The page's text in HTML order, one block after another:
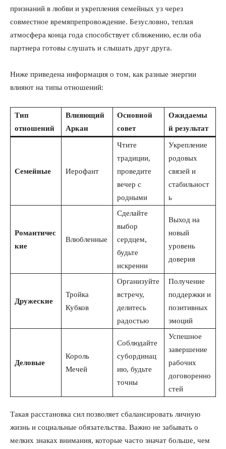
признаний в любви и укрепления семейных уз через
совместное времяпрепровождение. Безусловно, теплая
атмосфера конца года способствует сближению, если оба
партнера готовы слушать и слышать друг друга.
Ниже приведена информация о том, как разные энергии
влияют на типы отношений:
Тип
отношений
Влияющий
Аркан
Основной
совет
Ожидаемы
й результат
Семейные Иерофант
Чтите
традиции,
проведите
вечер с
родными
Укрепление
родовых
связей и
стабильност
ь
Романтичес
кие
Влюбленные
Сделайте
выбор
сердцем,
будьте
искренни
Выход на
новый
уровень
доверия
Дружеские
Тройка
Кубков
Организуйте
встречу,
делитесь
радостью
Получение
поддержки и
позитивных
эмоций
Деловые
Король
Мечей
Соблюдайте
субординац
ию, будьте
точны
Успешное
завершение
рабочих
договоренно
стей
Такая расстановка сил позволяет сбалансировать личную
жизнь и социальные обязательства. Важно не забывать о
мелких знаках внимания, которые часто значат больше, чем